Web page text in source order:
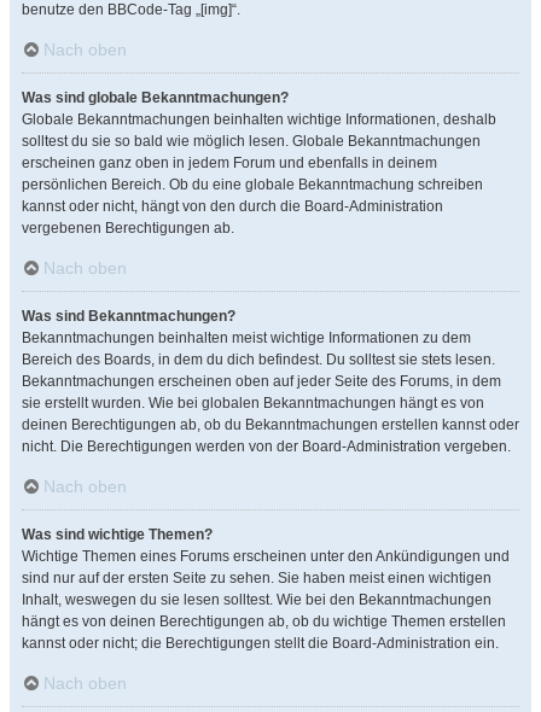
benutze den BBCode-Tag „[img]“.
Nach oben
Was sind globale Bekanntmachungen?
Globale Bekanntmachungen beinhalten wichtige Informationen, deshalb
solltest du sie so bald wie möglich lesen. Globale Bekanntmachungen
erscheinen ganz oben in jedem Forum und ebenfalls in deinem
persönlichen Bereich. Ob du eine globale Bekanntmachung schreiben
kannst oder nicht, hängt von den durch die Board-Administration
vergebenen Berechtigungen ab.
Nach oben
Was sind Bekanntmachungen?
Bekanntmachungen beinhalten meist wichtige Informationen zu dem
Bereich des Boards, in dem du dich befindest. Du solltest sie stets lesen.
Bekanntmachungen erscheinen oben auf jeder Seite des Forums, in dem
sie erstellt wurden. Wie bei globalen Bekanntmachungen hängt es von
deinen Berechtigungen ab, ob du Bekanntmachungen erstellen kannst oder
nicht. Die Berechtigungen werden von der Board-Administration vergeben.
Nach oben
Was sind wichtige Themen?
Wichtige Themen eines Forums erscheinen unter den Ankündigungen und
sind nur auf der ersten Seite zu sehen. Sie haben meist einen wichtigen
Inhalt, weswegen du sie lesen solltest. Wie bei den Bekanntmachungen
hängt es von deinen Berechtigungen ab, ob du wichtige Themen erstellen
kannst oder nicht; die Berechtigungen stellt die Board-Administration ein.
Nach oben